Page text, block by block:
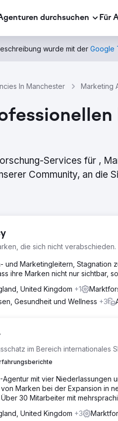
durchsuchen Für
wurde mit der Google
In Manchester Marketing
Services für ,
Community, an die
die sich nicht verabschieden.
und Marketingleitern, Stagnation
ihre Marken nicht nur sichtbar,
United Kingdom +1
Gesundheit und Wellness +3
im Bereich internationales
Agentur mit vier
Marken bei der Expansion in
30 Mitarbeiter mit
United Kingdom +3